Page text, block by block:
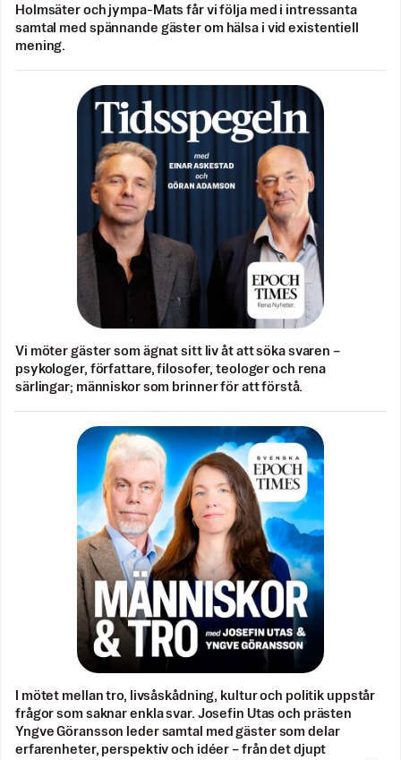
Holmsäter och jympa-Mats får vi följa med i intressanta
samtal med spännande gäster om hälsa i vid existentiell
mening.
Vi möter gäster som ägnat sitt liv åt att söka svaren –
psykologer, författare, filosofer, teologer och rena
särlingar; människor som brinner för att förstå.
I mötet mellan tro, livsåskådning, kultur och politik uppstår
frågor som saknar enkla svar. Josefin Utas och prästen
Yngve Göransson leder samtal med gäster som delar
erfarenheter, perspektiv och idéer – från det djupt